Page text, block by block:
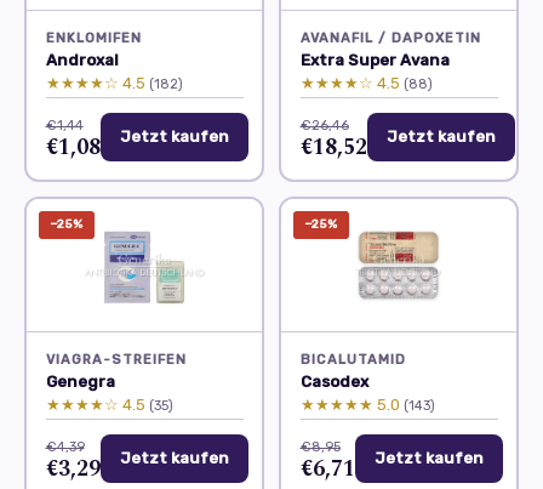
ENKLOMIFEN
Androxal
★★★★☆ 4.5 (182)
€1,44
€1,08 Jetzt kaufen
AVANAFIL / DAPOXETIN
Extra Super Avana
★★★★☆ 4.5 (88)
€26,46
€18,52 Jetzt kaufen
−25%
VIAGRA-STREIFEN
Genegra
★★★★☆ 4.5 (35)
€4,39
€3,29 Jetzt kaufen
−25%
BICALUTAMID
Casodex
★★★★★ 5.0 (143)
€8,95
€6,71 Jetzt kaufen